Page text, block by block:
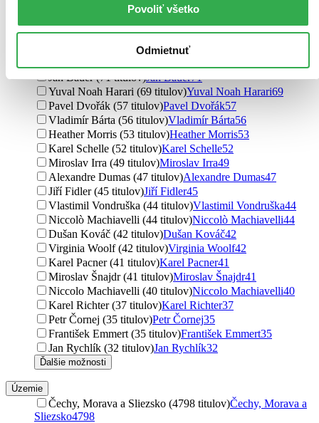
Povoliť všetko
Odmietnuť
Mark Twain (90 titulov)Mark Twain
Jiří Kovařík (79 titulov)Jiří Kovařík79
Vladimír Liška (74 titulov)Vladimír Liška
Jan Bauer (71 titulov)Jan Bauer71
Yuval Noah Harari (69 titulov)Yuval Noah Harari69
Pavel Dvořák (57 titulov)Pavel Dvořák57
Vladimír Bárta (56 titulov)Vladimír Bárta56
Heather Morris (53 titulov)Heather Morris53
Karel Schelle (52 titulov)Karel Schelle52
Miroslav Irra (49 titulov)Miroslav Irra49
Alexandre Dumas (47 titulov)Alexandre Dumas47
Jiří Fidler (45 titulov)Jiří Fidler45
Vlastimil Vondruška (44 titulov)Vlastimil Vondruška44
Niccolò Machiavelli (44 titulov)Niccolò Machiavelli44
Dušan Kováč (42 titulov)Dušan Kováč42
Virginia Woolf (42 titulov)Virginia Woolf42
Karel Pacner (41 titulov)Karel Pacner41
Miroslav Šnajdr (41 titulov)Miroslav Šnajdr41
Niccolo Machiavelli (40 titulov)Niccolo Machiavelli40
Karel Richter (37 titulov)Karel Richter37
Petr Čornej (35 titulov)Petr Čornej35
František Emmert (35 titulov)František Emmert35
Jan Rychlík (32 titulov)Jan Rychlík32
Ďalšie možnosti
Územie
Čechy, Morava a Sliezsko (4798 titulov)Čechy, Morava a
Sliezsko4798